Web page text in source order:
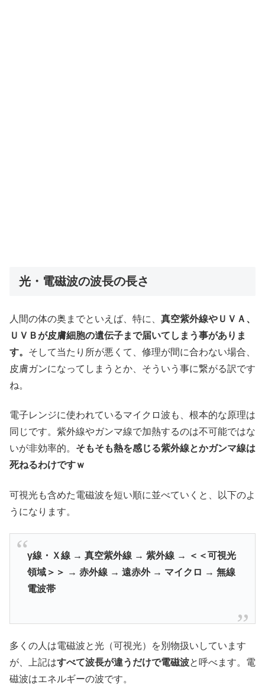
光・電磁波の波長の長さ
人間の体の奥までといえば、特に、 真空紫外線やＵＶＡ、
ＵＶＢが皮膚細胞の遺伝子まで届いてしまう事がありま
す。 そして当たり所が悪くて、修理が間に合わない場合、
皮膚ガンになってしまうとか、そういう事に繋がる訳です
ね。
電子レンジに使われているマイクロ波も、根本的な原理は
同じです。紫外線やガンマ線で加熱するのは不可能ではな
いが非効率的。 そもそも熱を感じる紫外線とかガンマ線は
死ねるわけですｗ
可視光も含めた電磁波を短い順に並べていくと、以下のよ
うになります。
γ線・Ｘ線 → 真空紫外線 → 紫外線 → ＜＜可視光
領域＞＞ → 赤外線 → 遠赤外 → マイクロ → 無線
電波帯
多くの人は電磁波と光（可視光）を別物扱いしています
が、上記はすべて波長が違うだけで電磁波と呼べます。電
磁波はエネルギーの波です。